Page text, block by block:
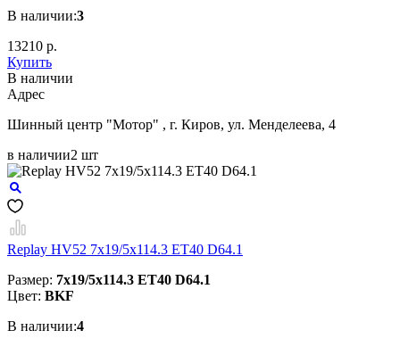
В наличии:3
13210 р.
Купить
В наличии
Aдрес
Шинный центр "Мотор" , г. Киров, ул. Менделеева, 4
в наличии2 шт
Replay HV52 7x19/5x114.3 ET40 D64.1
Размер: 7x19/5x114.3 ET40 D64.1
Цвет: BKF
В наличии:4